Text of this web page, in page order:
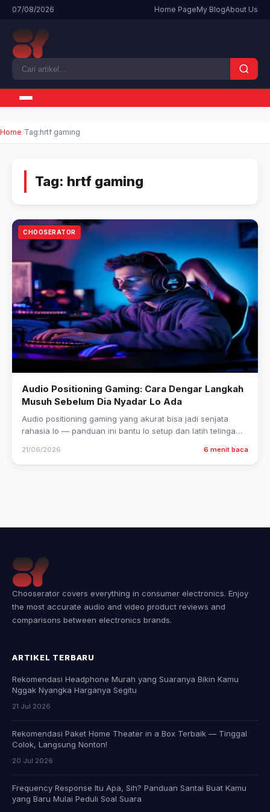
07/08/2026 Home PageMy BlogAbout Us
Home Tag:hrtf gaming
Tag: hrtf gaming
CHOOSERATOR
Audio Positioning Gaming: Cara Dengar Langkah
Musuh Sebelum Dia Nyadar Lo Ada
Audio positioning gaming yang akurat bisa jadi senjata
rahasia lo — panduan ini bantu lo setup dan latih telinga
21/06/2026 6 menit baca
Chooserator covers everything in consumer electronics. Enjoy
the most accurate audio and video product reviews and
comparisons between electronics brands.
ARTIKEL TERBARU
Rekomendasi Headphone Murah yang Suaranya Bikin Kamu
Nggak Nyangka Harganya Segitu
21 Jul 2026
Rekomendasi Paket Home Theater in a Box Terbaik — Tinggal
Colok, Langsung Nonton!
20 Jul 2026
Frequency Response Itu Apa, Sih? Panduan Santai Buat Kamu
yang Baru Mulai Peduli Soal Suara